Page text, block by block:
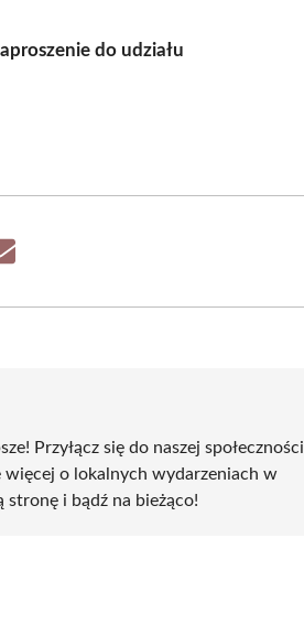
do udziału
Przyłącz się do naszej społeczności
więcej o lokalnych wydarzeniach w
stronę i bądź na bieżąco!